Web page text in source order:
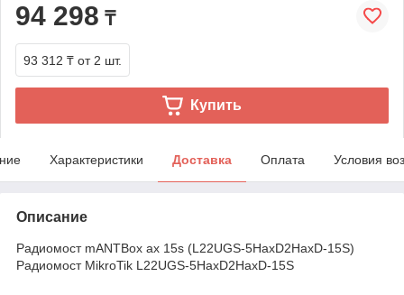
94 298 ₸
93 312 ₸ от 2 шт.
Купить
Характеристики Доставка Оплата Условия
Описание
Радиомост mANTBox ax 15s (L22UGS-5HaxD2HaxD-15S)
Радиомост MikroTik L22UGS-5HaxD2HaxD-15S